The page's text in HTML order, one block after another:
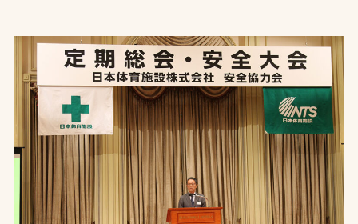
文字の見えづらさや操作にお困りの方へ